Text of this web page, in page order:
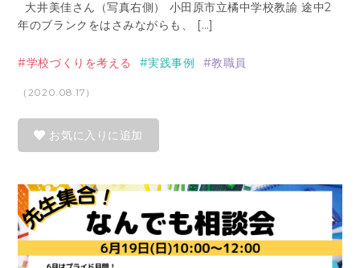
大井美佳さん（写真右側） 小田原市立橘中学校教諭 途中2
年のブランクをはさみながらも、 […]
学校づくりを考える 実践事例 教職員
（2020.08.17）
お気に入りに追加